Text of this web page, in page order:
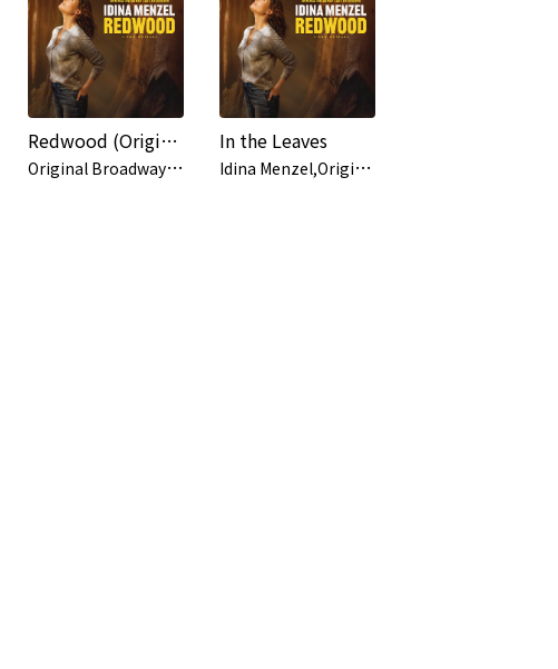
Redwood (Original Broadway Cast Recording)
O
riginal Broadway Cast of Redwood,Idina Menzel,Kate Diaz
In the Leaves
I
dina Menzel,Original Broadway Cast of Redwood